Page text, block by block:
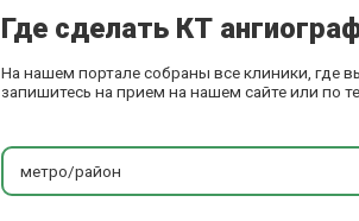
Где сделать КТ
На нашем портале собраны все клиники, где
запишитесь на прием на нашем сайте или по
метро/район